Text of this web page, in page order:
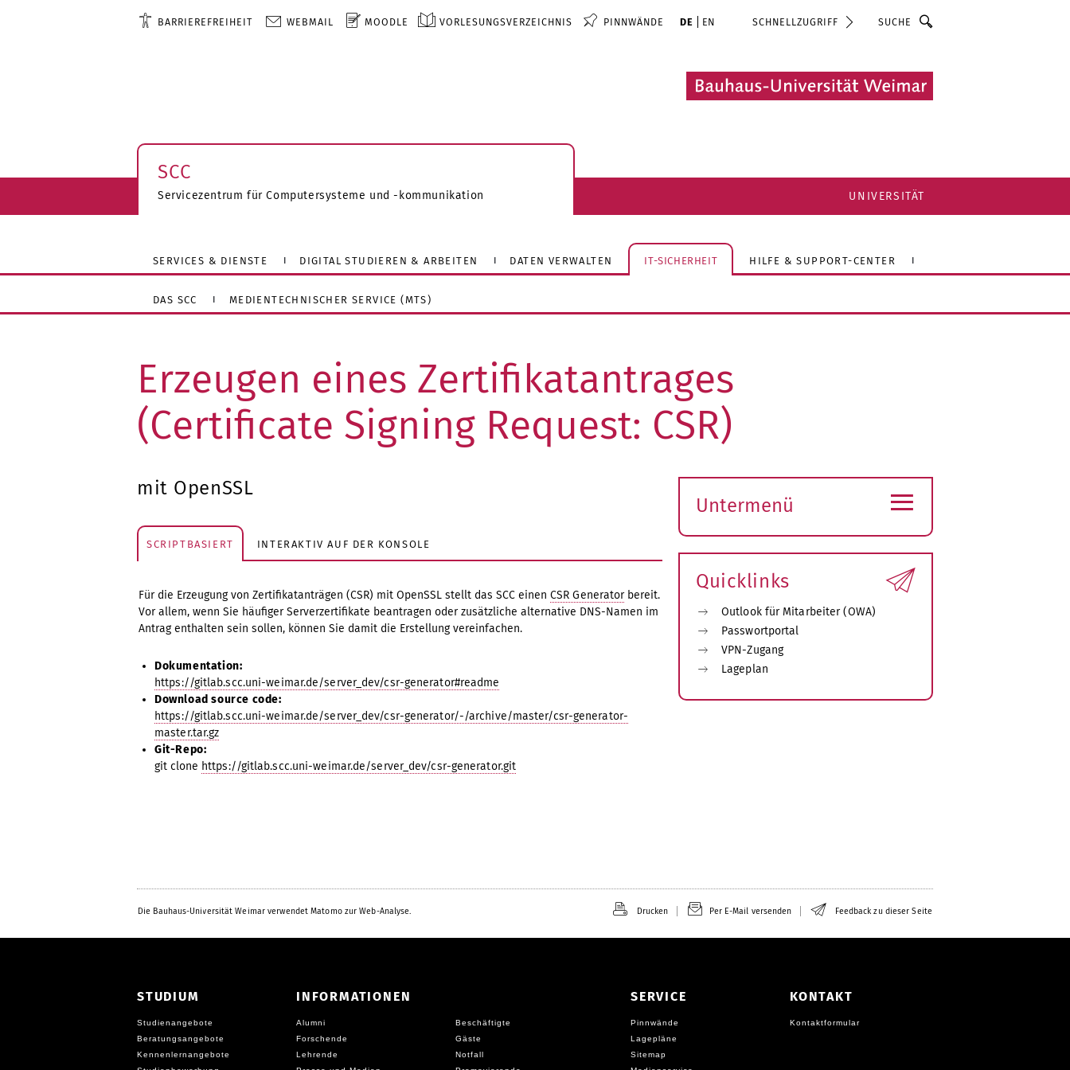
BARRIEREFREIHEIT WEBMAIL MOODLE VORLESUNGSVERZEICHNIS PINNWÄNDE DE EN SCHNELLZUGRIFF Suche
SCC
Servicezentrum für Computersysteme und -kommunikation UNIVERSITÄT
SERVICES & DIENSTE DIGITAL STUDIEREN & ARBEITEN DATEN VERWALTEN IT-SICHERHEIT HILFE & SUPPORT-CENTER
DAS SCC MEDIENTECHNISCHER SERVICE (MTS)
Erzeugen eines Zertifikatantrages
(Certificate Signing Request: CSR)
mit OpenSSL
SCRIPTBASIERT INTERAKTIV AUF DER KONSOLE
Für die Erzeugung von Zertifikatanträgen (CSR) mit OpenSSL stellt das SCC einen CSR Generatorbereit.
Vor allem, wenn Sie häufiger Serverzertifikate beantragen oder zusätzliche alternative DNS-Namen im
Antrag enthalten sein sollen, können Sie damit die Erstellung vereinfachen.
Dokumentation:
https://gitlab.scc.uni-weimar.de/server_dev/csr-generator#readme
Download source code:
https://gitlab.scc.uni-weimar.de/server_dev/csr-generator/-/archive/master/csr-generator-
master.tar.gz
Git-Repo:
git clone https://gitlab.scc.uni-weimar.de/server_dev/csr-generator.git
Untermenü
öffnen
≡
Quicklinks
Outlook für Mitarbeiter (OWA)
Passwortportal
VPN-Zugang
Lageplan
Die Bauhaus-Universität Weimar verwendet Matomo zur Web-Analyse. Drucken Per E-Mail versenden Feedback zu dieser Seite
STUDIUM
Studienangebote
Beratungsangebote
Kennenlernangebote
INFORMATIONEN
Alumni
Beschäftigte
Forschende
Gäste
Lehrende
Notfall
SERVICE
Pinnwände
Lagepläne
Sitemap
KONTAKT
Kontaktformular